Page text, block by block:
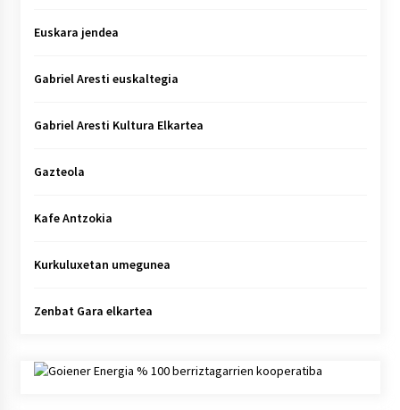
Euskara jendea
Gabriel Aresti euskaltegia
Gabriel Aresti Kultura Elkartea
Gazteola
Kafe Antzokia
Kurkuluxetan umegunea
Zenbat Gara elkartea